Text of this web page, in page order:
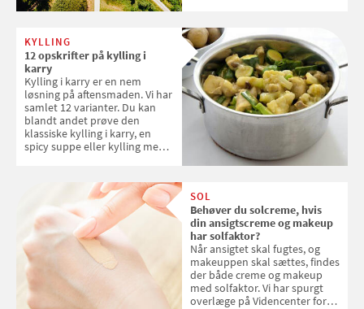
KYLLING
12 opskrifter på kylling i
karry
Kylling i karry er en nem
løsning på aftensmaden. Vi har
samlet 12 varianter. Du kan
blandt andet prøve den
klassiske kylling i karry, en
spicy suppe eller kylling med
SOL
Behøver du solcreme, hvis
din ansigtscreme og makeup
har solfaktor?
Når ansigtet skal fugtes, og
makeuppen skal sættes, findes
der både creme og makeup
med solfaktor. Vi har spurgt
overlæge på Videncenter for